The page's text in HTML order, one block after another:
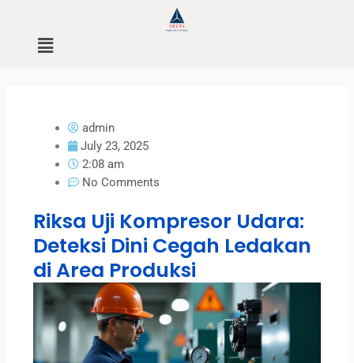
contentMenu
admin
July 23, 2025
2:08 am
No Comments
Riksa Uji Kompresor Udara:
Deteksi Dini Cegah Ledakan
di Area Produksi